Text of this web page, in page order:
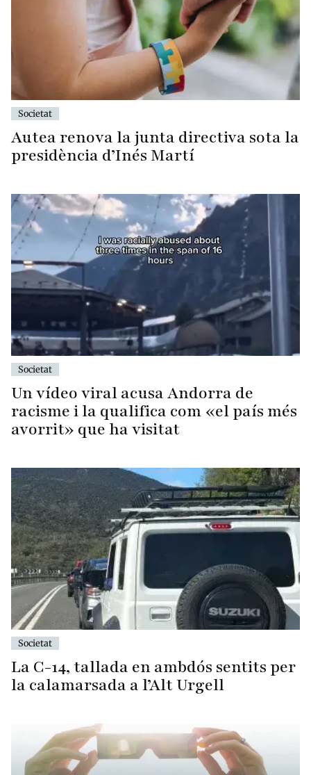
Societat
Autea renova la junta directiva sota la
presidència d’Inés Martí
Societat
Un vídeo viral acusa Andorra de
racisme i la qualifica com «el país més
avorrit» que ha visitat
Societat
La C-14, tallada en ambdós sentits per
la calamarsada a l’Alt Urgell